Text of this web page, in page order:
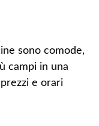
sono comode,
campi in una
e orari